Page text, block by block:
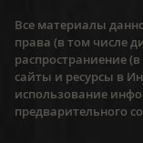
Все материалы
права (в том числе
распространиение
сайты и ресурсы в
использование
предварительного